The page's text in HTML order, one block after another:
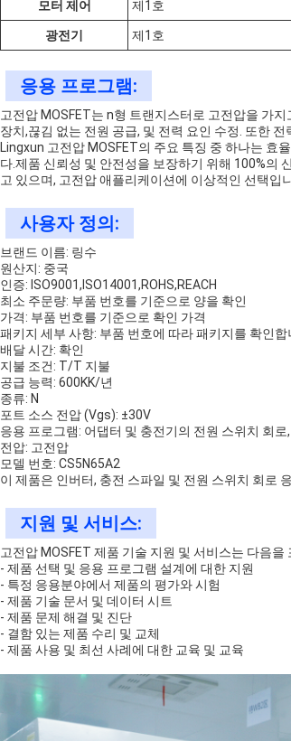
모터 제어 제1호
광전기 제1호
응용 프로그램:
고전압 MOSFET는 n형 트랜지스터로 고전압을 가
장치,끊김 없는 전원 공급, 및 전력 요인 수정. 또한
Lingxun 고전압 MOSFET의 주요 특징 중 하나는 효
다.제품 신뢰성 및 안전성을 보장하기 위해 100%의
고 있으며, 고전압 애플리케이션에 이상적인 선택입
사용자 정의:
브랜드 이름: 링수
원산지: 중국
인증: ISO9001,ISO14001,ROHS,REACH
최소 주문량: 부품 번호를 기준으로 양을 확인
가격: 부품 번호를 기준으로 확인 가격
패키지 세부 사항: 부품 번호에 따라 패키지를 확인합
배달 시간: 확인
지불 조건: T/T 지불
공급 능력: 600KK/년
종류: N
포트 소스 전압 (Vgs): ±30V
응용 프로그램: 어댑터 및 충전기의 전원 스위치 회
전압: 고전압
모델 번호: CS5N65A2
이 제품은 인버터, 충전 스파일 및 전원 스위치 회로
지원 및 서비스:
고전압 MOSFET 제품 기술 지원 및 서비스는 다음을
- 제품 선택 및 응용 프로그램 설계에 대한 지원
- 특정 응용분야에서 제품의 평가와 시험
- 제품 기술 문서 및 데이터 시트
- 제품 문제 해결 및 진단
- 결함 있는 제품 수리 및 교체
- 제품 사용 및 최선 사례에 대한 교육 및 교육